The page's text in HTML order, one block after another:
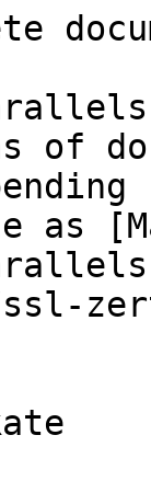
of
as
ssl-